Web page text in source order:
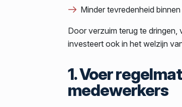
Minder tevredenheid
Door verzuim terug te dringen,
investeert ook in het welzijn
1. Voer
medewerkers